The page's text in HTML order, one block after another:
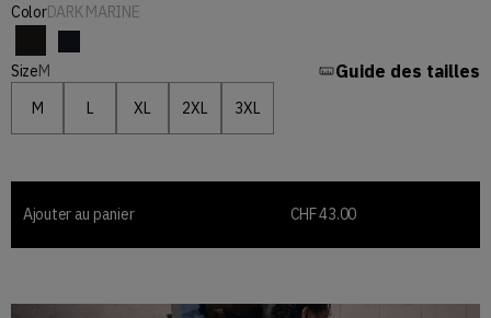
ColorDARK MARINE
La couleur NOIR est disponible
La couleur DARK MARINE est disponible
SizeM Guide des tailles
Taille « M »
M Taille « L »
L Taille « XL »
XL Taille « 2XL »
2XL Taille « 3XL »
3XL
Ajouter au panier CHF 43.00